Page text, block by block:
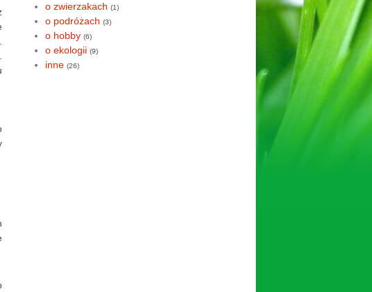
o zwierzakach (1)
o podróżach (3)
o hobby (6)
o ekologii (9)
inne (26)